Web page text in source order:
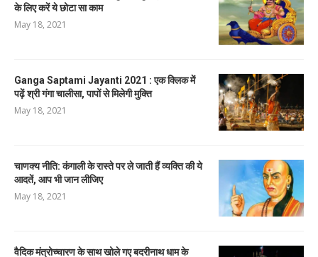
के लिए करें ये छोटा सा काम
May 18, 2021
Ganga Saptami Jayanti 2021 : एक क्लिक में
पढ़ें श्री गंगा चालीसा, पापों से मिलेगी मुक्ति
May 18, 2021
चाणक्य नीति: कंगाली के रास्ते पर ले जाती हैं व्यक्ति की ये
आदतें, आप भी जान लीजिए
May 18, 2021
वैदिक मंत्रोच्चारण के साथ खोले गए बदरीनाथ धाम के